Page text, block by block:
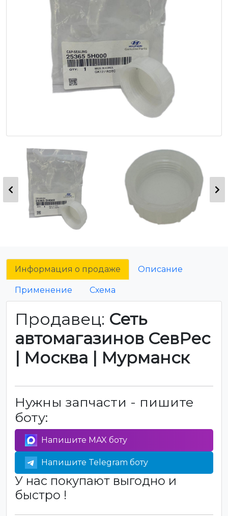
Информация о продаже Описание
Применение Схема
Продавец: Сеть
автомагазинов СевРес
| Москва | Мурманск
Нужны запчасти - пишите
боту:
Напишите MAX боту
Напишите Telegram боту
У нас покупают выгодно и
быстро !